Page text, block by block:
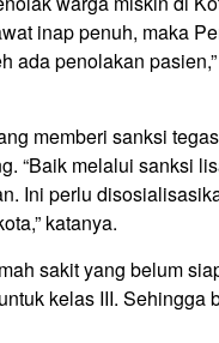
inap penuh, maka
ada penolakan
memberi sanksi
“Baik melalui sanksi
Ini perlu
katanya.
sakit yang belum
kelas III.